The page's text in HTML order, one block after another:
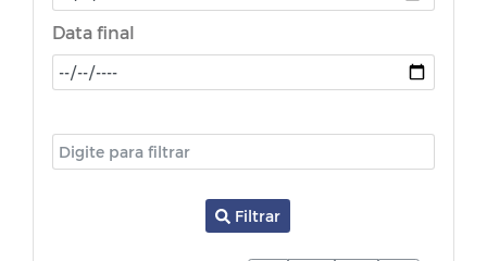
Medida Provisória
Lei dos Feriados
Data final
Filtrar